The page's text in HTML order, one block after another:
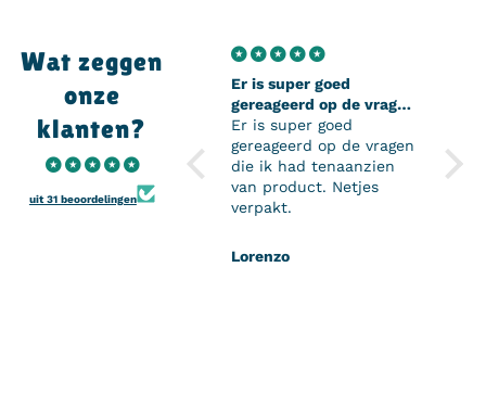
Wat zeggen
onze
klanten?
uit 31 beoordelingen
Er is super goed
gereageerd op de vragen
die ik had tenaanzien
van product
Er is super goed
gereageerd op de vragen
die ik had tenaanzien
van product. Netjes
verpakt.
Lorenzo
en
mijn